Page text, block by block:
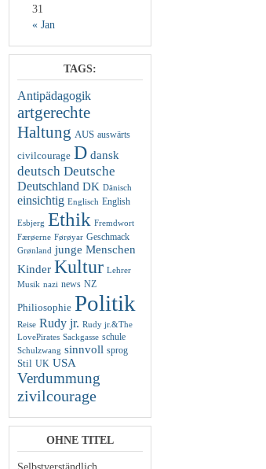
« Jan
31
TAGS:
Antipädagogik
artgerechte
Haltung AUS auswärts
civilcourage D dansk
deutsch Deutsche
Deutschland DK Dänisch
einsichtig Englisch English
Esbjerg Ethik Fremdwort
Færøerne Førøyar Geschmack
Grønland junge Menschen
Kinder Kultur Lehrer
Musik nazi news NZ
Philiosophie Politik
Reise Rudy jr. Rudy jr.&The
LovePirates Sackgasse schule
Schulzwang sinnvoll sprog
Stil UK USA
Verdummung
zivilcourage
OHNE TITEL